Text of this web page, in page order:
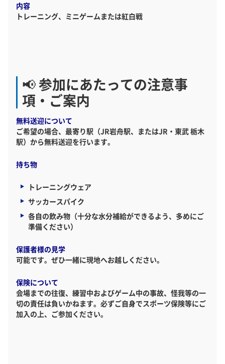
内容
トレーニング、ミニゲームまたは紅白戦
📢 参加にあたっての注意事
項・ご案内
無料送迎について
ご希望の場合、最寄り駅（JR岩舟駅、またはJR・東武 栃木
駅）から無料送迎を行います。
持ち物
トレーニングウェア
サッカースパイク
各自の飲み物（十分な水分補給ができるよう、多めにご
準備ください）
保護者様の見学
可能です。ぜひ一緒に現地へお越しください。
保険について
会場までの往復、練習中およびゲーム中の事故、怪我等の一
切の責任は負いかねます。必ずご自身でスポーツ保険等にご
加入の上、ご参加ください。